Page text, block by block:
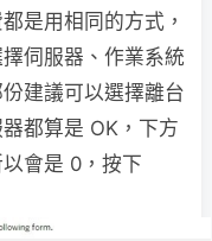
是用相同的方式，
伺服器、作業系統
建議可以選擇離台
都算是 OK，下方
會是 0，按下